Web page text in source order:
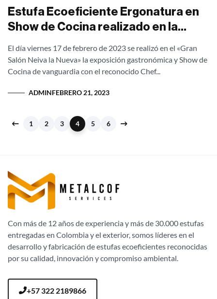
Estufa Ecoeficiente Ergonatura en
Show de Cocina realizado en la
El día viernes 17 de febrero de 2023 se realizó en el «Gran
Salón Neiva la Nueva» la exposición gastronómica y Show de
Cocina de vanguardia con el reconocido Chef...
ADMINFEBRERO 21, 2023
1 2 3 4 5 6
Con más de 12 años de experiencia y más de 30.000 estufas
entregadas en Colombia y el exterior, somos líderes en el
desarrollo y fabricación de estufas ecoeficientes reconocidas
por su calidad, innovación y compromiso ambiental.
+57 322 2189866